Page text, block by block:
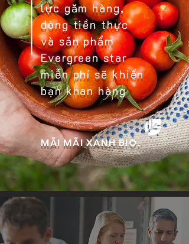
lực găm hàng,
dòng tiền thực
và sản phẩm
Evergreen star
miễn phí sẽ khiến
bạnkhan hàng
MÃI MÃI XANH BIO.